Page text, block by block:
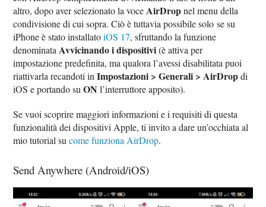
altro, dopo aver selezionato la voceAirDropnel menu della
condivisione di cui sopra. Ciò è tuttavia possibile solo se su
iPhone è stato installatoiOS 17, sfruttando la funzione
denominataAvvicinando i dispositivi(è attiva per
impostazione predefinita, ma qualora l’avessi disabilitata puoi
riattivarla recandoti inImpostazioni > Generali > AirDropdi
iOS e portando suON l’interruttore apposito).
Se vuoi scoprire maggiori informazioni e i requisiti di questa
funzionalità dei dispositivi Apple, ti invito a dare un’occhiata al
mio tutorial sucome funziona AirDrop.
Send Anywhere (Android/iOS)